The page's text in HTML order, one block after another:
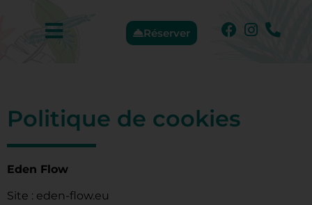
Réserver
Politique de cookies
Eden Flow
Site : eden-flow.eu